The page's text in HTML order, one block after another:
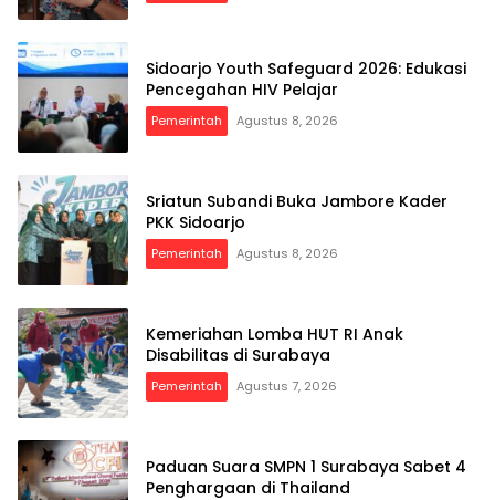
Sidoarjo Youth Safeguard 2026: Edukasi
Pencegahan HIV Pelajar
Pemerintah Agustus 8, 2026
Sriatun Subandi Buka Jambore Kader
PKK Sidoarjo
Pemerintah Agustus 8, 2026
Kemeriahan Lomba HUT RI Anak
Disabilitas di Surabaya
Pemerintah Agustus 7, 2026
Paduan Suara SMPN 1 Surabaya Sabet 4
Penghargaan di Thailand